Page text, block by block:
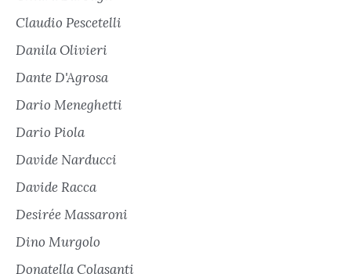
Claudio Pescetelli
Danila Olivieri
Dante D'Agrosa
Dario Meneghetti
Dario Piola
Davide Narducci
Davide Racca
Desirée Massaroni
Dino Murgolo
Donatella Colasanti